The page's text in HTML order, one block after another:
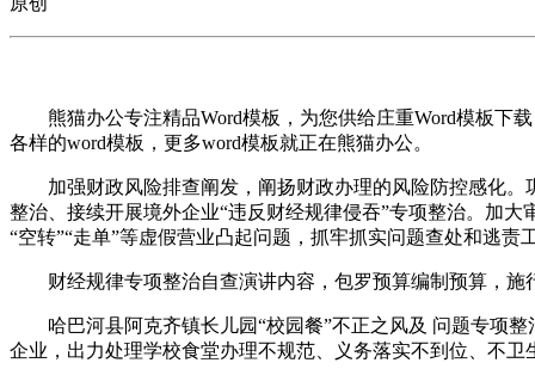
熊猫办公专注精品Word模板，为您供给庄重Word模板下载
各样的word模板，更多word模板就正在熊猫办公。
加强财政风险排查阐发，阐扬财政办理的风险防控感化。
整治、接续开展境外企业“违反财经规律侵吞”专项整治。加
“空转”“走单”等虚假营业凸起问题，抓牢抓实问题查处和逃责
财经规律专项整治自查演讲内容，包罗预算编制预算，施
哈巴河县阿克齐镇长儿园“校园餐”不正之风及 问题专项整
企业，出力处理学校食堂办理不规范、义务落实不到位、不